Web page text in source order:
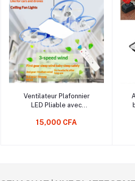
Ajouter au Panier
Ventilateur Plafonnier
LED Pliable avec
Vitesses, Silencieux &
15,000 CFA